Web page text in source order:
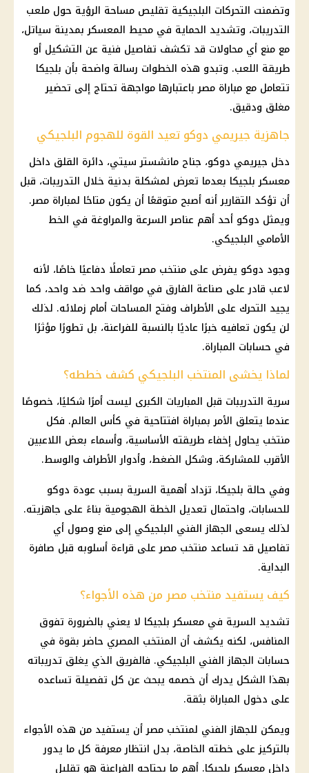
وتضمنت التحركات البلجيكية تقليص مساحة الرؤية حول ملعب
التدريبات، وتشديد الحماية في محيط المعسكر بمدينة سياتل،
مع منع أي محاولات قد تكشف تفاصيل فنية عن التشكيل أو
طريقة اللعب. وتبدو هذه الخطوات رسالة واضحة بأن بلجيكا
تتعامل مع مباراة مصر باعتبارها مواجهة تحتاج إلى تحضير
مغلق ودقيق.
جاهزية جيريمي دوكو تعيد القوة للهجوم البلجيكي
دخل جيريمي دوكو، جناح مانشستر سيتي، دائرة القلق داخل
معسكر بلجيكا بعدما تعرض لمشكلة بدنية خلال التدريبات، قبل
أن تؤكد التقارير أنه أصبح متوقعًا أن يكون متاحًا لمباراة مصر.
ويمثل دوكو أحد أهم عناصر السرعة والمراوغة في الخط
الأمامي البلجيكي.
وجود دوكو يفرض على منتخب مصر تعاملًا دفاعيًا خاصًا، لأنه
لاعب قادر على صناعة الفارق في مواقف واحد ضد واحد، كما
يجيد التحرك على الأطراف وفتح المساحات أمام زملائه. لذلك
لن يكون تعافيه خبرًا عاديًا بالنسبة للفراعنة، بل تطورًا مؤثرًا
في حسابات المباراة.
لماذا يخشى المنتخب البلجيكي كشف خططه؟
سرية التدريبات قبل المباريات الكبرى ليست أمرًا شكليًا، خصوصًا
عندما يتعلق الأمر بمباراة افتتاحية في كأس العالم. فكل
منتخب يحاول إخفاء طريقته الأساسية، وأسماء بعض اللاعبين
الأقرب للمشاركة، وشكل الضغط، وأدوار الأطراف والوسط.
وفي حالة بلجيكا، تزداد أهمية السرية بسبب عودة دوكو
للحسابات، واحتمال تعديل الخطة الهجومية بناءً على جاهزيته.
لذلك يسعى الجهاز الفني البلجيكي إلى منع وصول أي
تفاصيل قد تساعد منتخب مصرعلى قراءة أسلوبه قبل صافرة
البداية.
كيف يستفيد منتخب مصر من هذه الأجواء؟
تشديد السرية في معسكر بلجيكا لا يعني بالضرورة تفوق
المنافس، لكنه يكشف أن المنتخب المصري حاضر بقوة في
حسابات الجهاز الفني البلجيكي. فالفريق الذي يغلق تدريباته
بهذا الشكل يدرك أن خصمه يبحث عن كل تفصيلة تساعده
على دخول المباراة بثقة.
ويمكن للجهاز الفني لمنتخب مصر أن يستفيد من هذه الأجواء
بالتركيز على خطته الخاصة، بدل انتظار معرفة كل ما يدور
داخل معسكر بلجيكا. أهم ما يحتاجه الفراعنة هو تقليل